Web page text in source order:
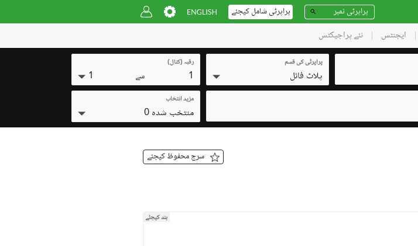
پراپرٹی شامل کیجئے
ایجنٹس نئے پراجیکٹس
پراپرٹی کی قسم
پلاٹ فائل
رقبہ (کنال)
1 سے 1
مزید انتخاب
منتخب شدہ 0
سرچ محفوظ کیجئے
بند کیجئے